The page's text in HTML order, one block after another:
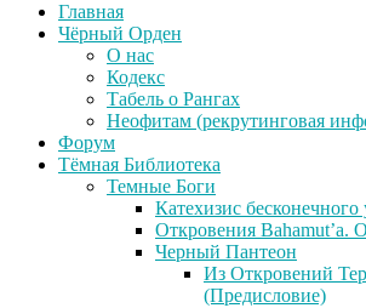
Главная
Чёрный Орден
О нас
Кодекс
Табель о Рангах
Неофитам (рекрутинговая
Форум
Тёмная Библиотека
Темные Боги
Катехизис бесконечного
Откровения Bahamut’a.
Черный Пантеон
Из Откровений
(Предисловие)